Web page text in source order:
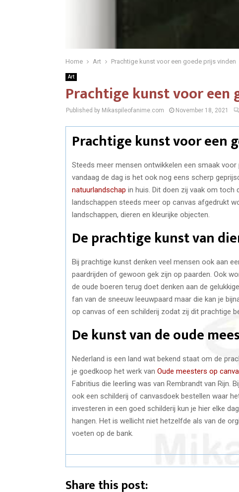
Home Art Prachtige kunst voor een goede prijs vinden
Art
Prachtige kunst voor een
Published by Mikaspileofanime.com November 18, 2021
Prachtige kunst voor een
Steeds meer mensen ontwikkelen een smaak
vandaag de dag is het ook nog eens scherp
natuurlandschap in huis. Dit doen zij vaak om toch
landschappen steeds meer op canvas afgedrukt
landschappen, dieren en kleurijke objecten.
De prachtige kunst van
Bij prachtige kunst denken veel mensen ook aan
paardrijden of gewoon gek zijn op paarden. Ook
de oude boeren terug doet denken aan de
fan van de sneeuw leeuwpaard maar die kan je
op canvas of een schilderij zodat zij dit prachtige
De kunst van de oude
Nederland is een land wat bekend staat om de
je goedkoop het werk van Oude meesters op
Fabritius die leerling was van Rembrandt van Rijn.
ook een schilderij of canvasdoek bestellen waar
investeren in een goed schilderij kun je hier elke
hangen. Het is wellicht niet hetzelfde als van de
voeten op de bank.
Share this post: